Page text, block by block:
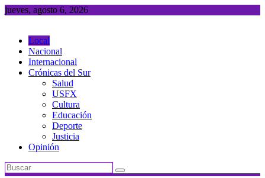
Saltar
jueves, agosto 6, 2026
Local
Nacional
Internacional
Crónicas del Sur
Salud
USFX
Cultura
Educación
Deporte
Justicia
Opinión